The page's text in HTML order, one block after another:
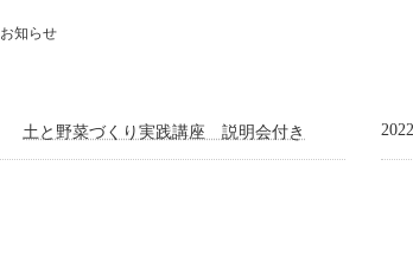
お知らせ
土と野菜づくり実践講座 説明会付き